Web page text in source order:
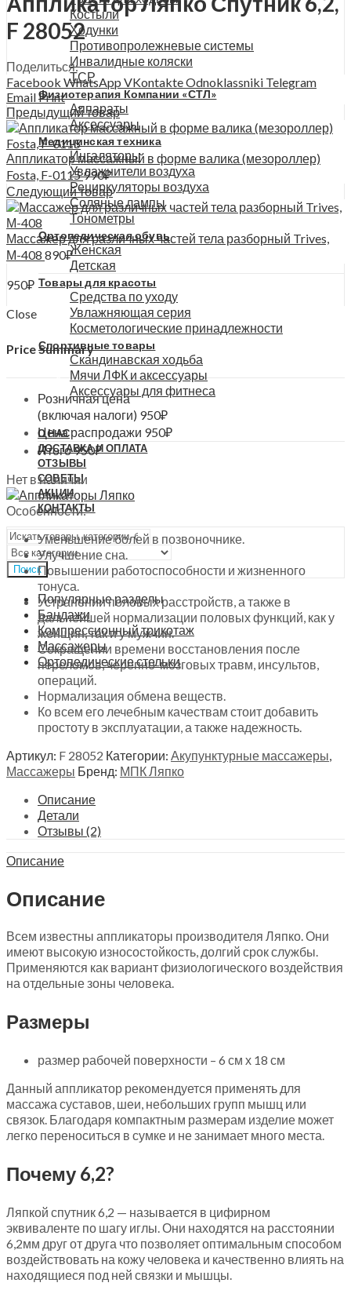
Костыли
Ходунки
Противопролежневые системы
Инвалидные коляски
ТСР
Физиотерапия Компании «СТЛ»
Аппараты
Аксессуары
Медицинская техника
Ингаляторы
Увлажнители воздуха
Рециркуляторы воздуха
Соляные лампы
Тонометры
Ортопедическая обувь
Женская
Детская
Товары для красоты
Средства по уходу
Увлажняющая серия
Косметологические принадлежности
Спортивные товары
Скандинавская ходьба
Мячи ЛФК и аксессуары
Аксессуары для фитнеса
О НАС
ДОСТАВКА И ОПЛАТА
ОТЗЫВЫ
СОВЕТЫ
АКЦИИ
КОНТАКТЫ
Поиск
Популярные разделы
Бандажи
Компрессионный трикотаж
Массажеры
Ортопедические стельки
F 28052
Поделиться:
Facebook WhatsApp VKontakteOdnoklassniki Telegram
EmailPrint
Предыдущий товар
Аппликатор массажный в форме валика (мезороллер)
Fosta, F-0115990₽
Следующий товар
Массажер для различных частей тела разборный Trives,
М-408 890₽
950₽
Close
Price Summary
Розничная цена
(включая налоги) 950₽
Цена распродажи 950₽
Итого950₽
Нет в наличии
Особенности:
Уменьшение болей в позвоночнике.
Улучшение сна.
Повышении работоспособности и жизненного
тонуса.
Устранении половых расстройств, а также в
дальнейшей нормализации половых функций, как у
женщин, так и у мужчин.
Сокращении времени восстановления после
переломов, черепно-мозговых травм, инсультов,
операций.
Нормализация обмена веществ.
Ко всем его лечебным качествам стоит добавить
простоту в эксплуатации, а также надежность.
Артикул: F 28052 Категории: Акупунктурные массажеры,
Массажеры Бренд: МПК Ляпко
Описание
Детали
Отзывы (2)
Описание
Описание
Всем известны аппликаторы производителя Ляпко. Они
имеют высокую износостойкость, долгий срок службы.
Применяются как вариант физиологического воздействия
на отдельные зоны человека.
Размеры
размер рабочей поверхности – 6 см х 18 см
Данный аппликатор рекомендуется применять для
массажа суставов, шеи, небольших групп мышц или
связок. Благодаря компактным размерам изделие может
легко переноситься в сумке и не занимает много места.
Почему 6,2?
Ляпкой спутник 6,2 — называется в цифирном
эквиваленте по шагу иглы. Они находятся на расстоянии
6,2мм друг от друга что позволяет оптимальным способом
воздействовать на кожу человека и качественно влиять на
находящиеся под ней связки и мышцы.